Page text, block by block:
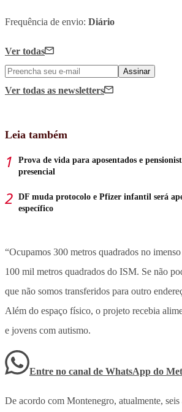
Frequência de envio: Diário
Ver todas
Assinar
Ver todas as newsletters
Leia também
Prova de vida para aposentados e
presencial
DF muda protocolo e Pfizer infantil será
específico
“Ocupamos 300 metros quadrados no
100 mil metros quadrados do ISM. Se não
que não somos transferidos para outro
Além do espaço físico, o projeto recebia
e jovens com autismo.
Entre no canal de WhatsApp do
De acordo com Montenegro, atualmente,